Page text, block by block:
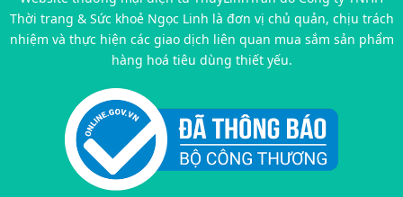
Thời trang & Sức khoẻ Ngọc Linh là đơn vị chủ quản, chịu trách
nhiệm và thực hiện các giao dịch liên quan mua sắm sản phẩm
hàng hoá tiêu dùng thiết yếu.